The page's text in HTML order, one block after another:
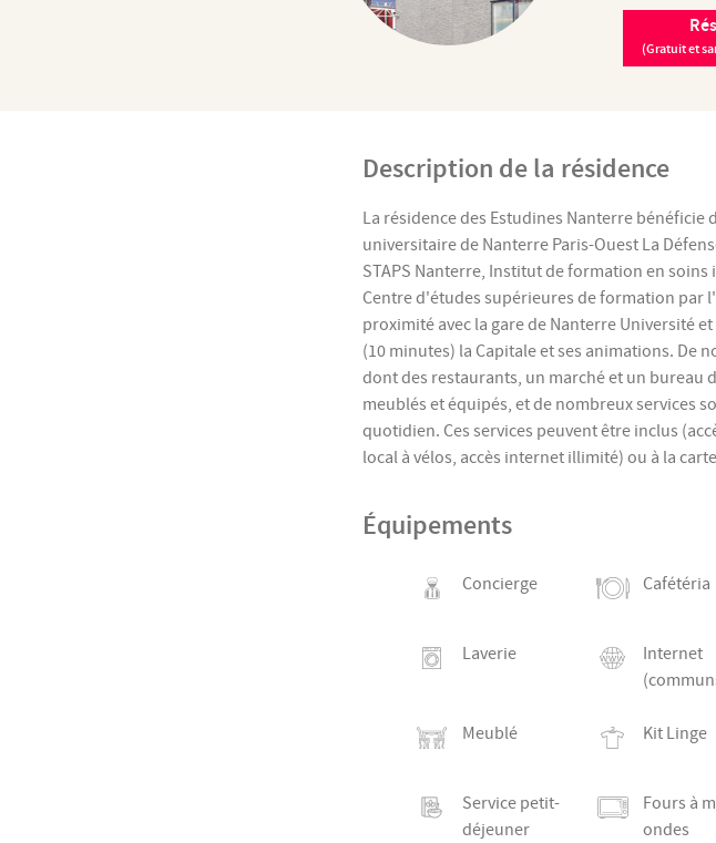
(Gratuit et
Description de la résidence
La résidence des Estudines Nanterre bénéficie
universitaire de Nanterre Paris-Ouest La
STAPS Nanterre, Institut de formation en
Centre d'études supérieures de formation par
proximité avec la gare de Nanterre Université
(10 minutes) la Capitale et ses animations. De
dont des restaurants, un marché et un bureau
meublés et équipés, et de nombreux services
quotidien. Ces services peuvent être inclus
local à vélos, accès internet illimité) ou à la
Équipements
Concierge Cafétéria
Laverie
Internet
Meublé Kit Linge
Service petit-
déjeuner
Fours à
ondes